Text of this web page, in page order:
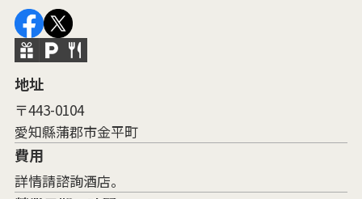
地址
〒443-0104
愛知縣蒲郡市金平町
費用
詳情請諮詢酒店。